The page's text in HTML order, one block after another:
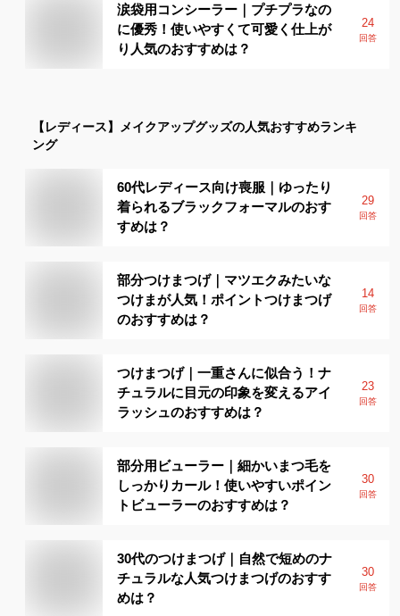
涙袋用コンシーラー｜プチプラなの
に優秀！使いやすくて可愛く仕上が
り人気のおすすめは？
24
回答
【レディース】 メイクアップグッズの人気おすすめランキ
ング
60代レディース向け喪服｜ゆったり
着られるブラックフォーマルのおす
すめは？
29
回答
部分つけまつげ｜マツエクみたいな
つけまが人気！ポイントつけまつげ
のおすすめは？
14
回答
つけまつげ｜一重さんに似合う！ナ
チュラルに目元の印象を変えるアイ
ラッシュのおすすめは？
23
回答
部分用ビューラー｜細かいまつ毛を
しっかりカール！使いやすいポイン
トビューラーのおすすめは？
30
回答
30代のつけまつげ｜自然で短めのナ
チュラルな人気つけまつげのおすす
めは？
30
回答